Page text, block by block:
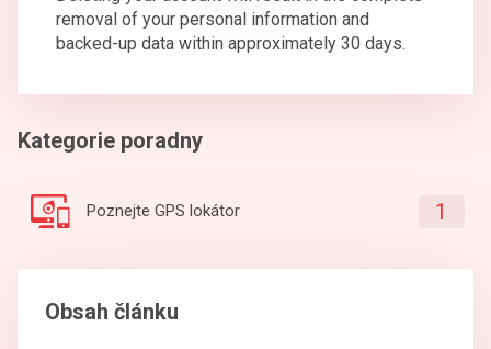
removal of your personal information and
backed-up data within approximately 30 days.
Kategorie poradny
Poznejte GPS lokátor 1
Obsah článku